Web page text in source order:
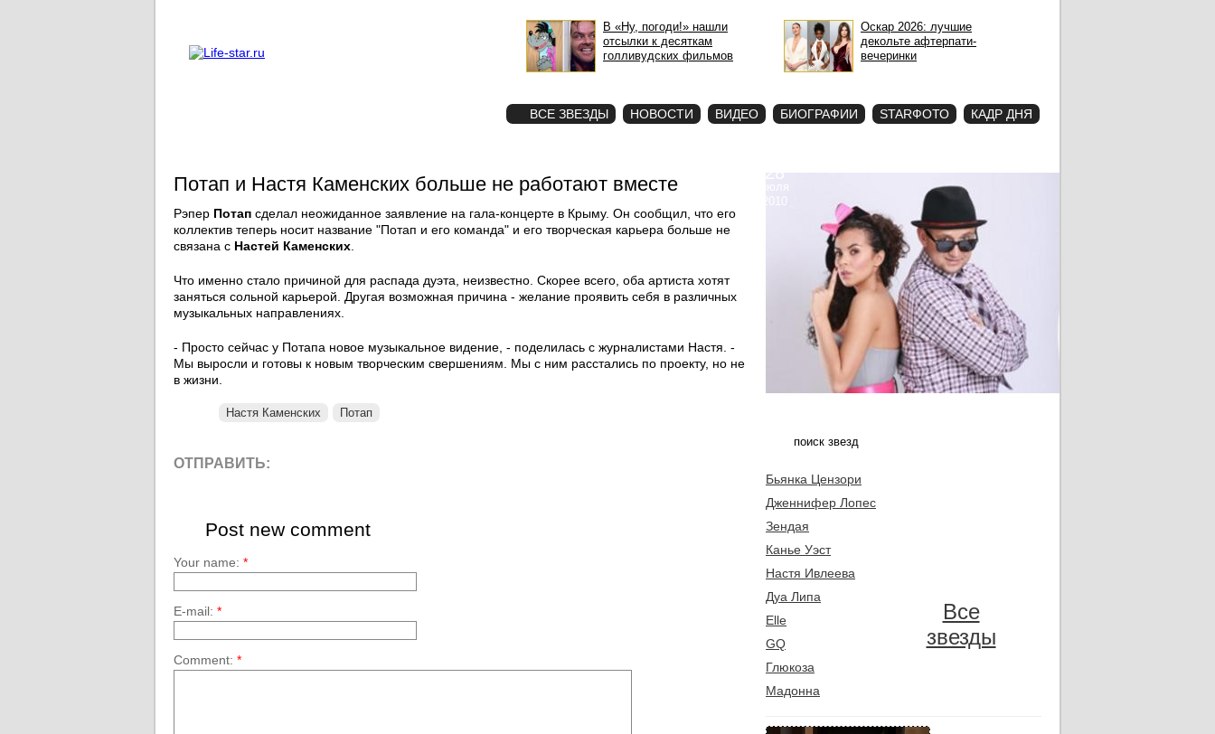
В «Ну, погоди!» нашли
отсылки к десяткам
голливудских фильмов
Оскар 2026: лучшие
декольте афтерпати-
вечеринки
ВСЕ ЗВЕЗДЫ НОВОСТИ ВИДЕО БИОГРАФИИ STARФОТО КАДР ДНЯ
Потап и Настя Каменских больше не работают вместе
Рэпер Потап сделал неожиданное заявление на гала-концерте в Крыму. Он сообщил, что его
коллектив теперь носит название "Потап и его команда" и его творческая карьера больше не
связана с Настей Каменских
Что именно стало причиной для распада дуэта, неизвестно. Скорее всего, оба артиста хотят
заняться сольной карьерой. Другая возможная причина - желание проявить себя в различных
музыкальных направлениях.
- Просто сейчас у Потапа новое музыкальное видение, - поделилась с журналистами Настя. -
Мы выросли и готовы к новым творческим свершениям. Мы с ним расстались по проекту, но не
в жизни.
Настя Каменских Потап
ОТПРАВИТЬ:
Post new comment
Your name: *
E-mail: *
Comment: *
Бьянка Цензори
Дженнифер Лопес
Зендая
Канье Уэст
Настя Ивлеева
Дуа Липа
Elle
GQ
Глюкоза
Мадонна
Все
звезды